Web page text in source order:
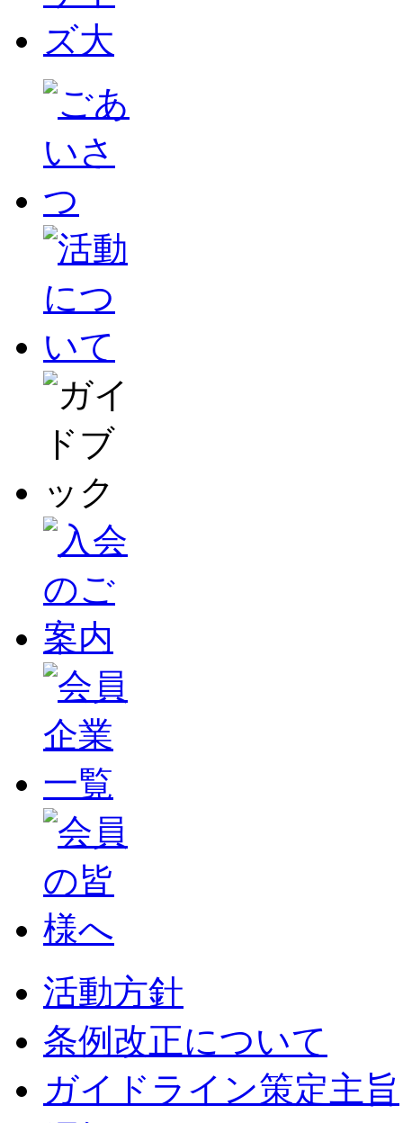
活動方針
条例改正について
ガイドライン策定主旨